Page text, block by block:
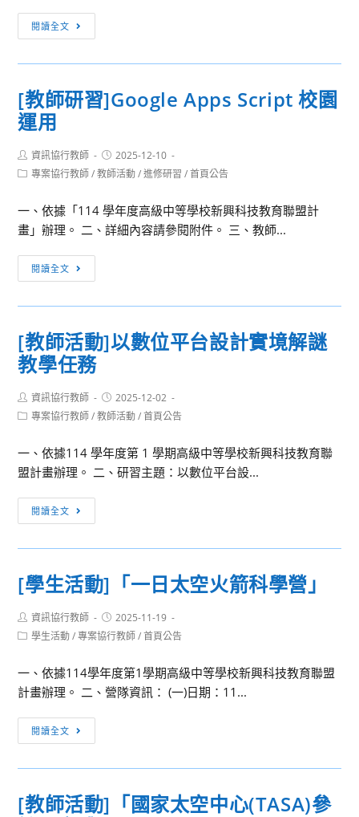
探
索
科
學
奧
秘』
活
師
生
研
閱讀全文
師
活
AI
賦
能：
造
高
效
未
來
教
室
[教師研習]Google Apps Script 校園
運用
Post
author:
資訊協行教師
Post
published:
2025-12-10
Post專案協行教師 / 教師活動 / 進修研習 / 首頁公告
一、依據「114 學年度高級中等學校新興科技教育聯盟計
畫」辦理。 二、詳細內容請參閱附件。 三、教師...
閱讀全文
師
研
Apps
Script
園
運
[教師活動]以數位平台設計實境解謎
教學任務
Post
author:
資訊協行教師
Post
published:
2025-12-02
Post專案協行教師 / 教師活動 / 首頁公告
一、依據114 學年度第 1 學期高級中等學校新興科技教育聯
盟計畫辦理。 二、研習主題：以數位平台設...
閱讀全文
師
活
以
位
平
設
計
實
教
[學生活動]「一日太空火箭科學營」
Post
author:
資訊協行教師
Post
published:
2025-11-19
Post學生活動 / 專案協行教師 / 首頁公告
一、依據114學年度第1學期高級中等學校新興科技教育聯盟
計畫辦理。 二、營隊資訊： (一)日期：11...
閱讀全文
生
活
「一
[教師活動]「國家太空中心(TASA)參